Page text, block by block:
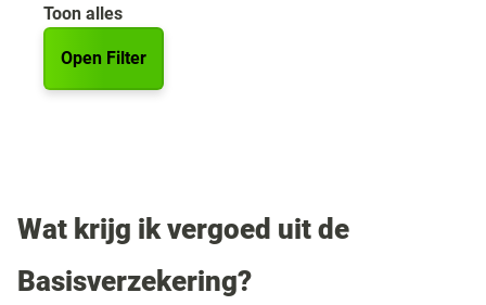
Toon alles
Open Filter
Wat krijg ik vergoed uit de
Basisverzekering?